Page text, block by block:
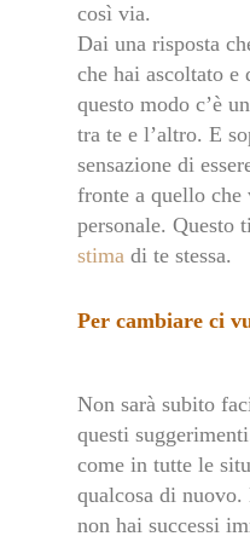
così via.
Dai una risposta
che hai ascoltato
questo modo c’è
tra te e l’altro. E
sensazione di
fronte a quello
personale. Questo
stima di te stessa.
Per cambiare ci
Non sarà subito
questi
come in tutte le
qualcosa di
non hai successi